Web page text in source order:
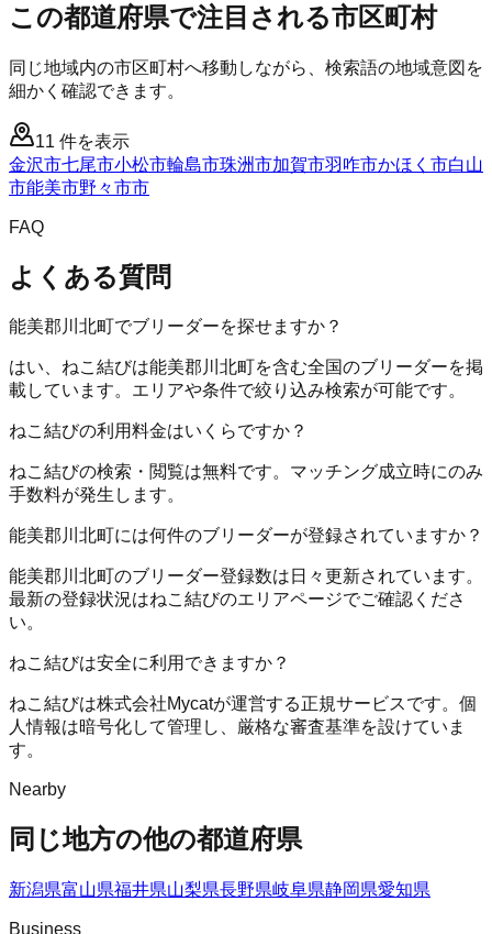
この都道府県で注目される市区町村
同じ地域内の市区町村へ移動しながら、検索語の地域意図を
細かく確認できます。
11 件を表示
金沢市七尾市小松市輪島市珠洲市加賀市羽咋市かほく市白山
市能美市野々市市
FAQ
よくある質問
能美郡川北町でブリーダーを探せますか？
はい、ねこ結びは能美郡川北町を含む全国のブリーダーを掲
載しています。エリアや条件で絞り込み検索が可能です。
ねこ結びの利用料金はいくらですか？
ねこ結びの検索・閲覧は無料です。マッチング成立時にのみ
手数料が発生します。
能美郡川北町には何件のブリーダーが登録されていますか？
能美郡川北町のブリーダー登録数は日々更新されています。
最新の登録状況はねこ結びのエリアページでご確認くださ
い。
ねこ結びは安全に利用できますか？
ねこ結びは株式会社Mycatが運営する正規サービスです。個
人情報は暗号化して管理し、厳格な審査基準を設けていま
す。
Nearby
同じ地方の他の都道府県
新潟県富山県福井県山梨県長野県岐阜県静岡県愛知県
Business